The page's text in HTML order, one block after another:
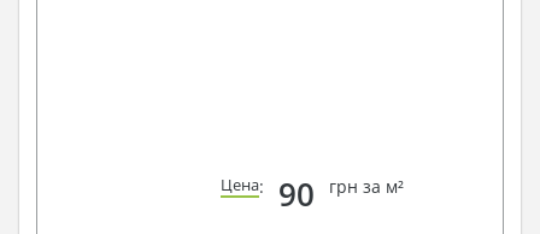
Цена: 90 грн за м²